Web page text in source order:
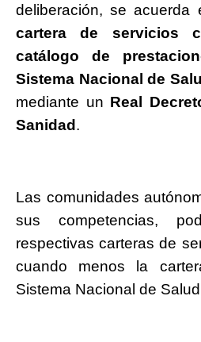
deliberación, se acuerda
cartera de servicios
catálogo de
Sistema Nacional de
mediante un Real
Sanidad .
Las comunidades
sus competencias,
respectivas carteras de
cuando menos la
Sistema Nacional de